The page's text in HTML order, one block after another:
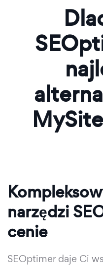
narzędzi
cenie
SEOptimer daje Ci